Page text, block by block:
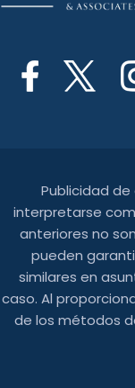
Publicidad
interpretarse
anteriores no
pueden
similares en
caso. Al
de los métodos